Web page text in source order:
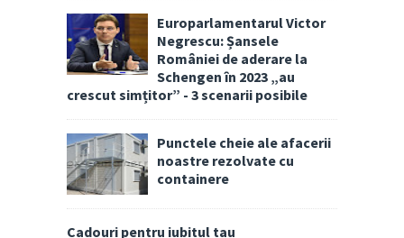
Europarlamentarul Victor
Negrescu: Șansele
României de aderare la
Schengen în 2023 „au
crescut simțitor” - 3 scenarii posibile
Punctele cheie ale afacerii
noastre rezolvate cu
containere
Cadouri pentru iubitul tau